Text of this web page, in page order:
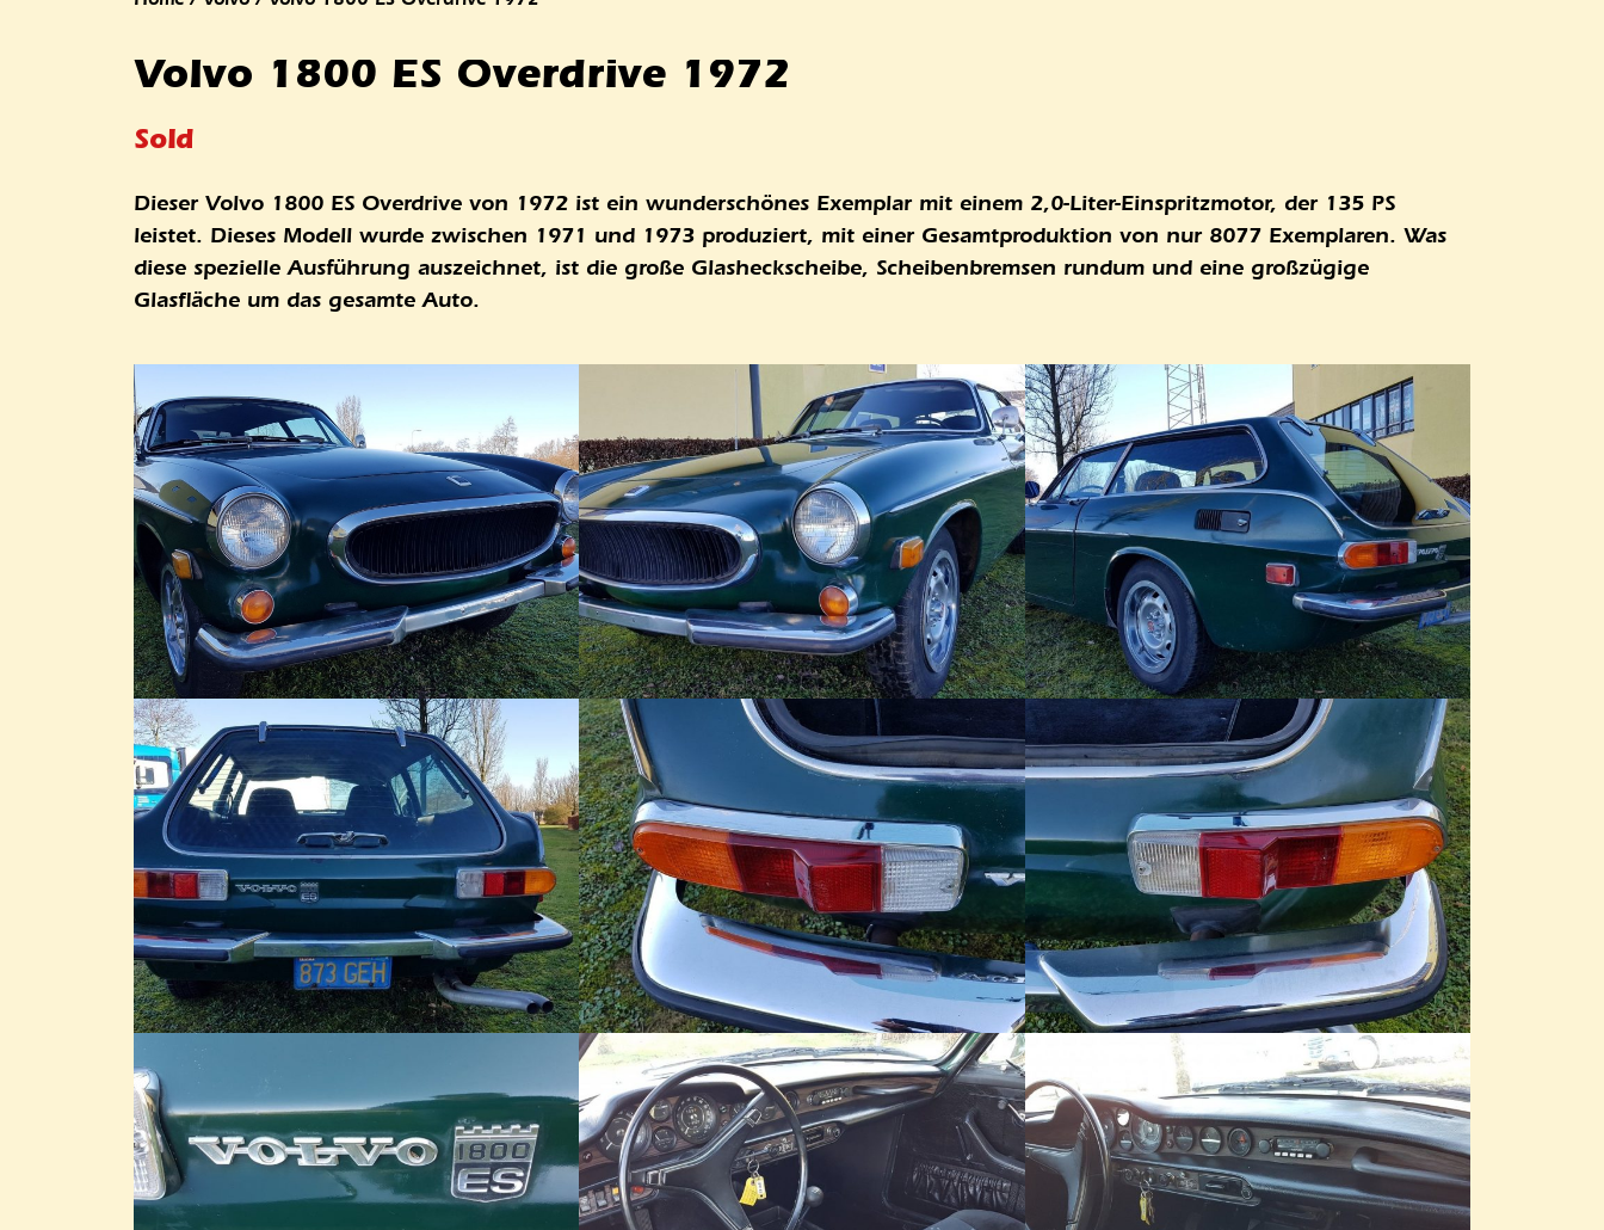
Volvo 1800 ES Overdrive 1972
Sold
Dieser Volvo 1800 ES Overdrive von 1972 ist ein wunderschönes Exemplar mit einem 2,0-Liter-Einspritzmotor, der 135 PS
leistet. Dieses Modell wurde zwischen 1971 und 1973 produziert, mit einer Gesamtproduktion von nur 8077 Exemplaren. Was
diese spezielle Ausführung auszeichnet, ist die große Glasheckscheibe, Scheibenbremsen rundum und eine großzügige
Glasfläche um das gesamte Auto.